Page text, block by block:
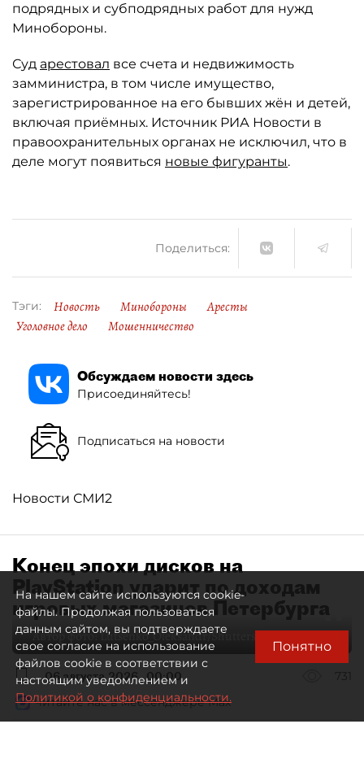
подрядных и субподрядных работ для нужд
Минобороны.
Суд арестовал все счета и недвижимость
замминистра, в том числе имущество,
зарегистрированное на его бывших жён и детей,
включая приёмных. Источник РИА Новости в
правоохранительных органах не исключил, что в
деле могут появиться новые фигуранты.
Поделиться:
Тэги: Новость Минобороны
Аресты
Уголовное дело
Мошенничество
Обсуждаем новости здесь
Присоединяйтесь!
Подписаться на новости
Новости СМИ2
Конец эпохи дисков на
PlayStation ударит по доходам
игровых магазинов Петербурга
Автор фото:Lutsenko_Oleksandr/Shutterstock/FOTODOM
06 августа 2026 00:00
731
Читайте нас в мессенджере Max
На нашем сайте используются cookie-
файлы. Продолжая пользоваться
данным сайтом, вы подтверждаете
свое согласие на использование
файлов cookie в соответствии с
настоящим уведомлением и
Политикой о конфиденциальности.
Понятно